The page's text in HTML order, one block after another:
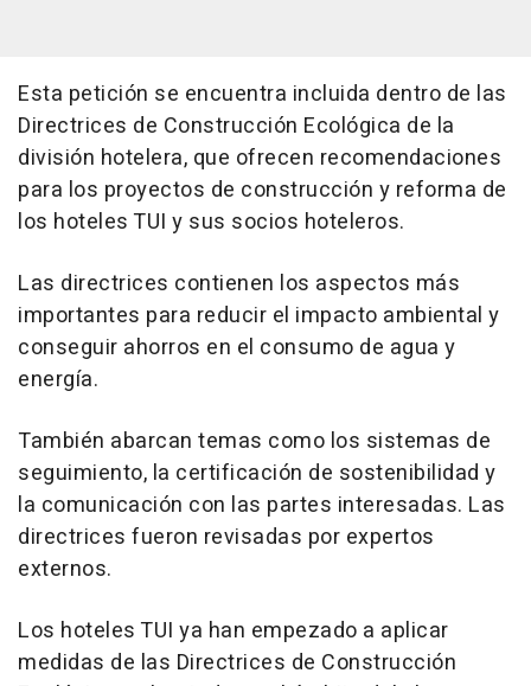
Esta petición se encuentra incluida dentro de las
Directrices de Construcción Ecológica de la
división hotelera, que ofrecen recomendaciones
para los proyectos de construcción y reforma de
los hoteles TUI y sus socios hoteleros.
Las directrices contienen los aspectos más
importantes para reducir el impacto ambiental y
conseguir ahorros en el consumo de agua y
energía.
También abarcan temas como los sistemas de
seguimiento, la certificación de sostenibilidad y
la comunicación con las partes interesadas. Las
directrices fueron revisadas por expertos
externos.
Los hoteles TUI ya han empezado a aplicar
medidas de las Directrices de Construcción